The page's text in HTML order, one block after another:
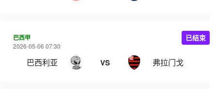
巴西甲
2026-05-06 07:30
巴西利亚 VS 弗拉门戈
已结束